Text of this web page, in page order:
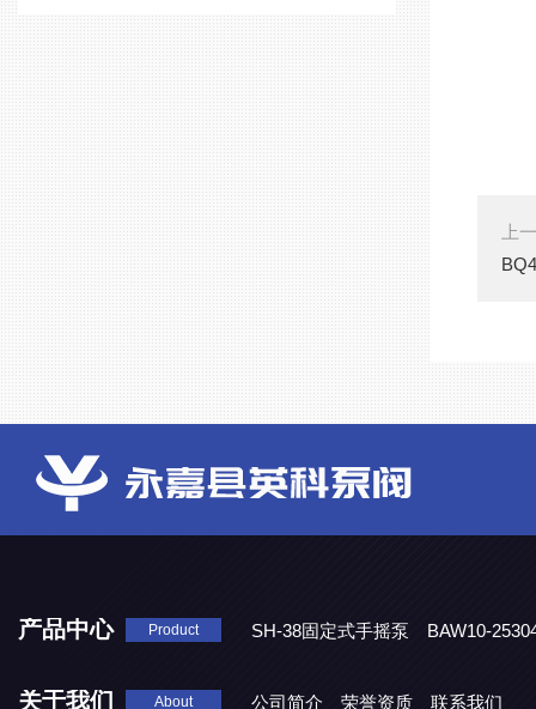
上
产品中心 Product SH-38固定式手摇泵
BAW10-
关于我们 About 公司简介 荣誉资质 联系我们